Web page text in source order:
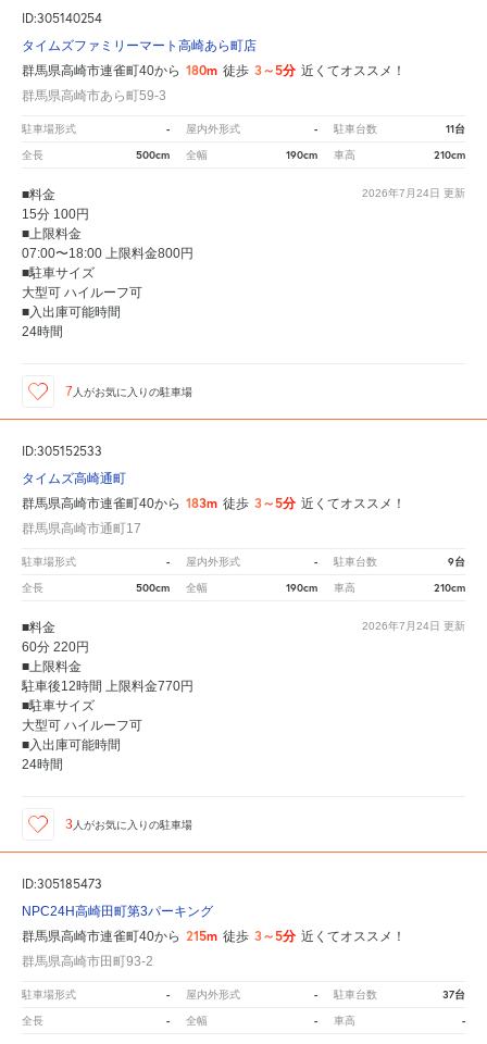
ID:305140254
タイムズファミリーマート高崎あら町店
群馬県高崎市連雀町40から 180m 徒歩 3～5分 近くてオススメ！
群馬県高崎市あら町59-3
駐車場形式 - 屋内外形式 - 駐車台数 11台
全長 500cm 全幅 190cm 車高 210cm
2026年7月24日 更新
■料金
15分 100円
■上限料金
07:00〜18:00 上限料金800円
■駐車サイズ
大型可 ハイルーフ可
■入出庫可能時間
24時間
7 人がお気に入りの駐車場
ID:305152533
タイムズ高崎通町
群馬県高崎市連雀町40から 183m 徒歩 3～5分 近くてオススメ！
群馬県高崎市通町17
駐車場形式 - 屋内外形式 - 駐車台数 9台
全長 500cm 全幅 190cm 車高 210cm
2026年7月24日 更新
■料金
60分 220円
■上限料金
駐車後12時間 上限料金770円
■駐車サイズ
大型可 ハイルーフ可
■入出庫可能時間
24時間
3人がお気に入りの駐車場
ID:305185473
NPC24H高崎田町第3パーキング
群馬県高崎市連雀町40から 215m 徒歩 3～5分 近くてオススメ！
群馬県高崎市田町93-2
駐車場形式 - 屋内外形式 - 駐車台数 37台
全長 - 全幅 - 車高 -